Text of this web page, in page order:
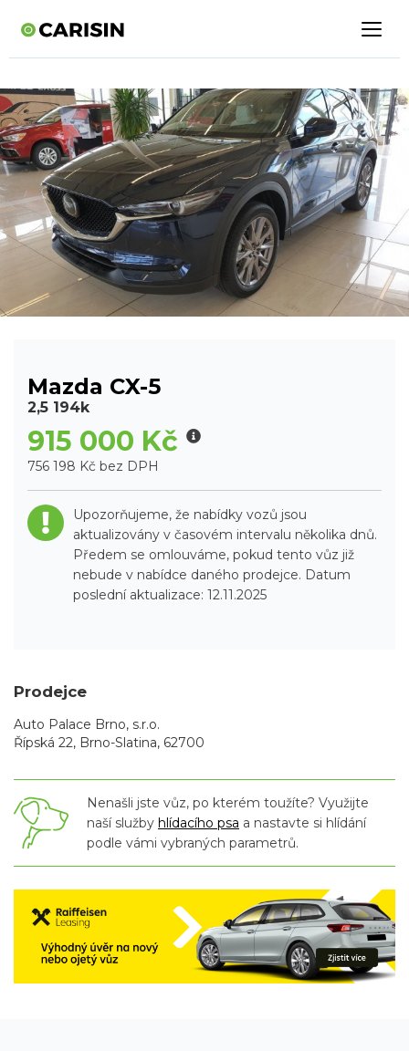
Mazda CX-5
2,5 194k
915 000 Kč
756 198 Kč bez DPH
Upozorňujeme, že nabídky vozů jsou
aktualizovány v časovém intervalu několika dnů.
Předem se omlouváme, pokud tento vůz již
nebude v nabídce daného prodejce. Datum
poslední aktualizace: 12.11.2025
Prodejce
Auto Palace Brno, s.r.o.
Řípská 22, Brno-Slatina, 62700
Nenašli jste vůz, po kterém toužíte? Využijte
naší služby hlídacího psa a nastavte si hlídání
podle vámi vybraných parametrů.